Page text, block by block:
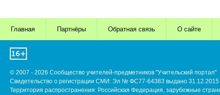
Главная Партнёры Обратная связь О сайте
© 2007 - 2026 Сообщество учителей-предметников "Учительский портал"
Свидетельство о регистрации СМИ: Эл № ФС77-64383 выдано 31.12.2015
Территория распространения: Российская Федерация, зарубежные